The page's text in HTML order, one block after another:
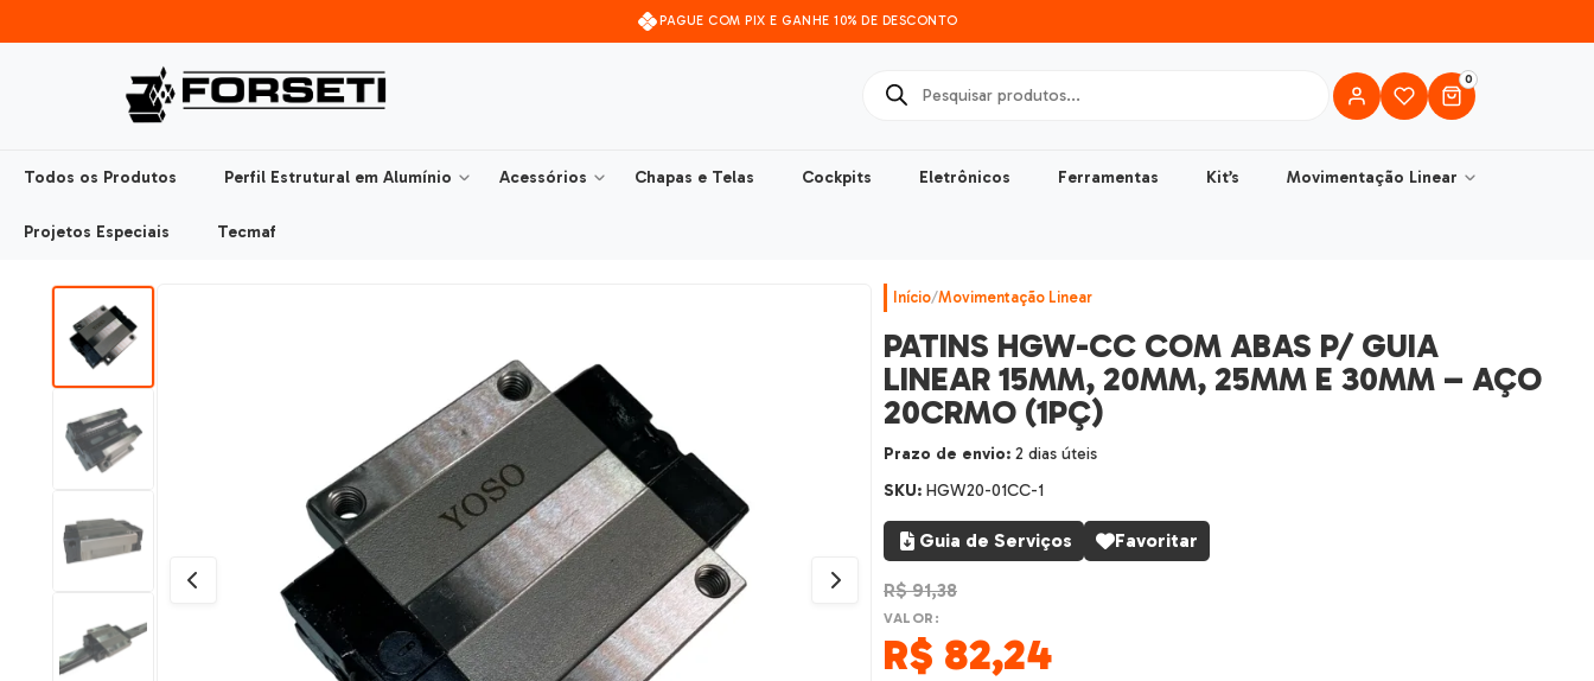
PAGUE COM PIX E GANHE 10% DE DESCONTO
0
Todos os Produtos Perfil Estrutural em Alumínio Acessórios Chapas e Telas Cockpits Eletrônicos Ferramentas Kit’s Movimentação Linear
Projetos Especiais Tecmaf
Início/Movimentação Linear
PATINS HGW-CC COM ABAS P/ GUIA
LINEAR 15MM, 20MM, 25MM E 30MM – AÇO
20CRMO (1PÇ)
Prazo de envio: 2 dias úteis
SKU: HGW20-01CC-1
Guia de Serviços Favoritar
R$91,38
VALOR:
R$ 82,24